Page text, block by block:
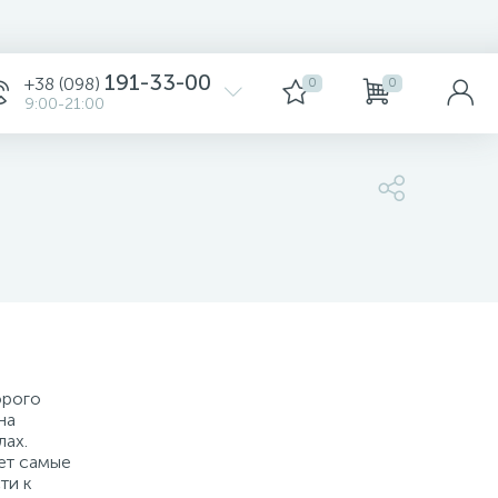
+38 (098) 191-33-00
9:00-21:00
0 0
самые
к